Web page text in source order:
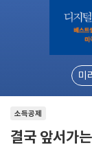
미
소득공제
결국 앞서가